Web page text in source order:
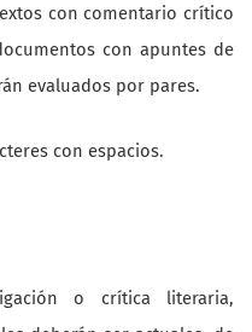
con comentario crítico
con apuntes de
evaluados por pares.
con espacios.
o crítica literaria,